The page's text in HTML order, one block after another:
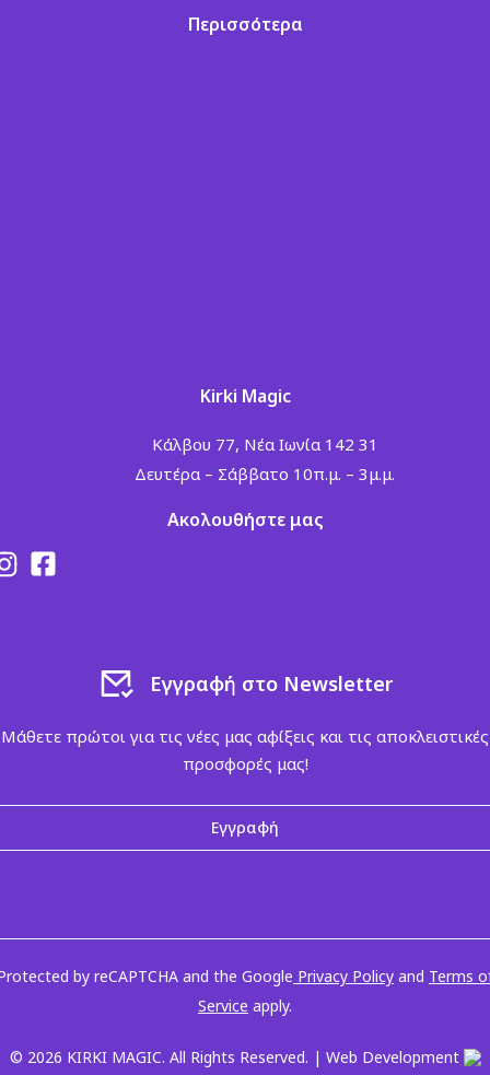
Περισσότερα
Kirki Magic
Κάλβου 77, Νέα Ιωνία 142 31
Δευτέρα – Σάββατο 10π.μ. – 3μ.μ.
Ακολουθήστε μας
Εγγραφή στο Newsletter
Μάθετε πρώτοι για τις νέες μας αφίξεις και τις αποκλειστικές
προσφορές μας!
Εγγραφή
by reCAPTCHA and the Google Privacy Policy and Terms
Service apply.
© 2026 KIRKI MAGIC. All Rights Reserved. | Web Development